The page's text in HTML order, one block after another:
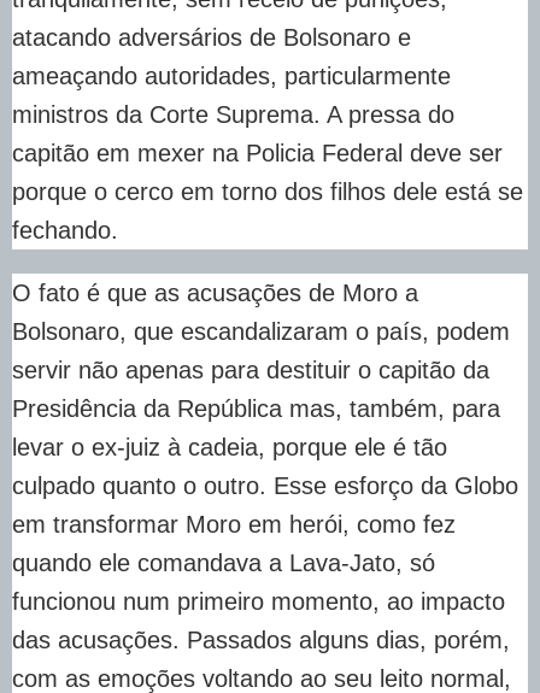
atacando adversários de Bolsonaro e
ameaçando autoridades, particularmente
ministros da Corte Suprema. A pressa do
capitão em mexer na Policia Federal deve ser
porque o cerco em torno dos filhos dele está se
fechando.
O fato é que as acusações de Moro a
Bolsonaro, que escandalizaram o país, podem
servir não apenas para destituir o capitão da
Presidência da República mas, também, para
levar o ex-juiz à cadeia, porque ele é tão
culpado quanto o outro. Esse esforço da Globo
em transformar Moro em herói, como fez
quando ele comandava a Lava-Jato, só
funcionou num primeiro momento, ao impacto
das acusações. Passados alguns dias, porém,
com as emoções voltando ao seu leito normal,